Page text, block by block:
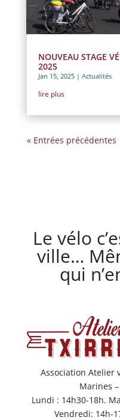
NOUVEAU STAGE
2025
Jan 15, 2025| Actualités
lire plus
« Entrées précédentes
Le vélo
ville…
qui
Association Atelier
Marines –
Lundi : 14h30-18h.
Vendredi: 14h-